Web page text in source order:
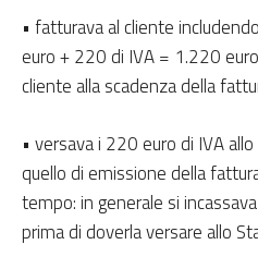
• fatturava al cliente
euro + 220 di IVA = 1.220
cliente alla scadenza della
• versava i 220 euro di IVA
quello di emissione della
tempo: in generale si
prima di doverla versare allo